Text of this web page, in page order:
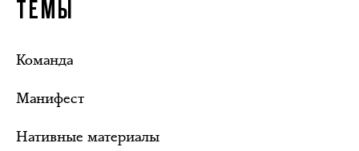
ТЕМЫ
Команда
Манифест
Нативные материалы